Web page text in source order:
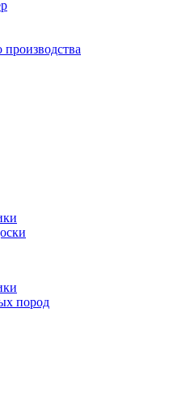
производства
пород